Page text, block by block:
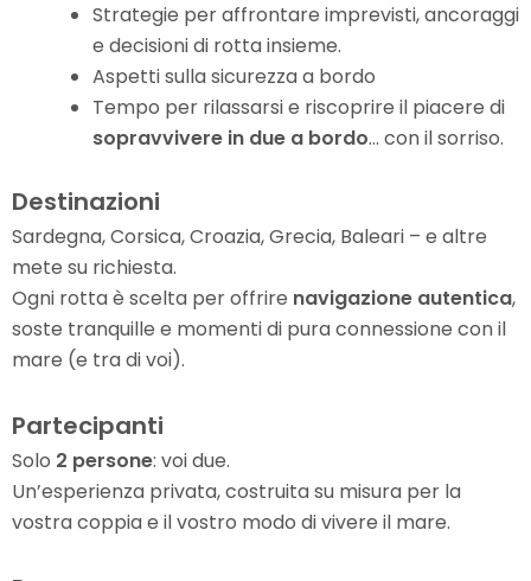
Strategie per affrontare imprevisti, ancoraggi
e decisioni di rotta insieme.
Aspetti sulla sicurezza a bordo
Tempo per rilassarsi e riscoprire il piacere di
sopravvivere in due a bordo… con il sorriso.
Destinazioni
Sardegna, Corsica, Croazia, Grecia, Baleari – e altre
mete su richiesta.
Ogni rotta è scelta per offrire navigazione autentica,
soste tranquille e momenti di pura connessione con il
mare (e tra di voi).
Partecipanti
Solo 2 persone: voi due.
Un’esperienza privata, costruita su misura per la
vostra coppia e il vostro modo di vivere il mare.